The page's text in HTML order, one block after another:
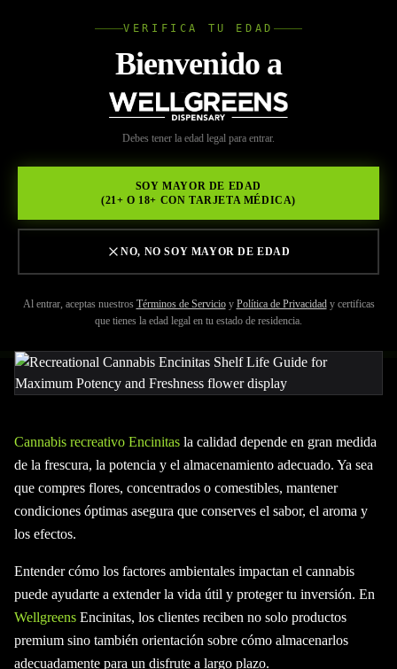
VERIFICA TU EDAD
Bienvenido a
Debes tener la edad legal para entrar.
SOY MAYOR DE EDAD
(21+ O 18+ CON TARJETA MÉDICA)
NO, NO SOY MAYOR DE EDAD
Al entrar, aceptas nuestros Términos de Servicio y Política de Privacidad y certificas
que tienes la edad legal en tu estado de residencia.
Volver a Recursos
Preserva la Potencia: Una
Guía para Extender la Vida
Útil de tu Cannabis
Recreativo en Encinitas
Cannabis recreativo Encinitas la calidad depende en gran medida
de la frescura, la potencia y el almacenamiento adecuado. Ya sea
que compres flores, concentrados o comestibles, mantener
condiciones óptimas asegura que conserves el sabor, el aroma y
los efectos.
Entender cómo los factores ambientales impactan el cannabis
puede ayudarte a extender la vida útil y proteger tu inversión. En
Wellgreens Encinitas, los clientes reciben no solo productos
premium sino también orientación sobre cómo almacenarlos
adecuadamente para un disfrute a largo plazo.